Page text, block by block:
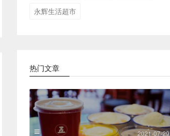
永辉生活超市
热门文章
2021-07-29